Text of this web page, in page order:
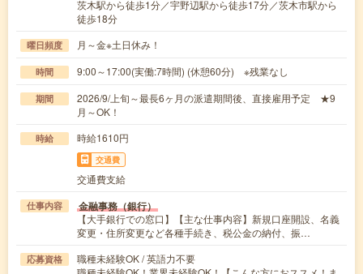
茨木駅から徒歩1分／宇野辺駅から徒歩17分／茨木市駅から
徒歩18分
曜日頻度 月～金※土日休み！
時間 9:00～17:00(実働:7時間) (休憩60分) ※残業なし
期間
2026/9/上旬～最長6ヶ月の派遣期間後、直接雇用予定 ★9
月～OK！
時給 時給1610円
交通費
交通費支給
仕事内容 金融事務（銀行）
【大手銀行での窓口】【主な仕事内容】新規口座開設、名義
変更・住所変更など各種手続き、税公金の納付、振…
応募資格
職種未経験OK / 英語力不要